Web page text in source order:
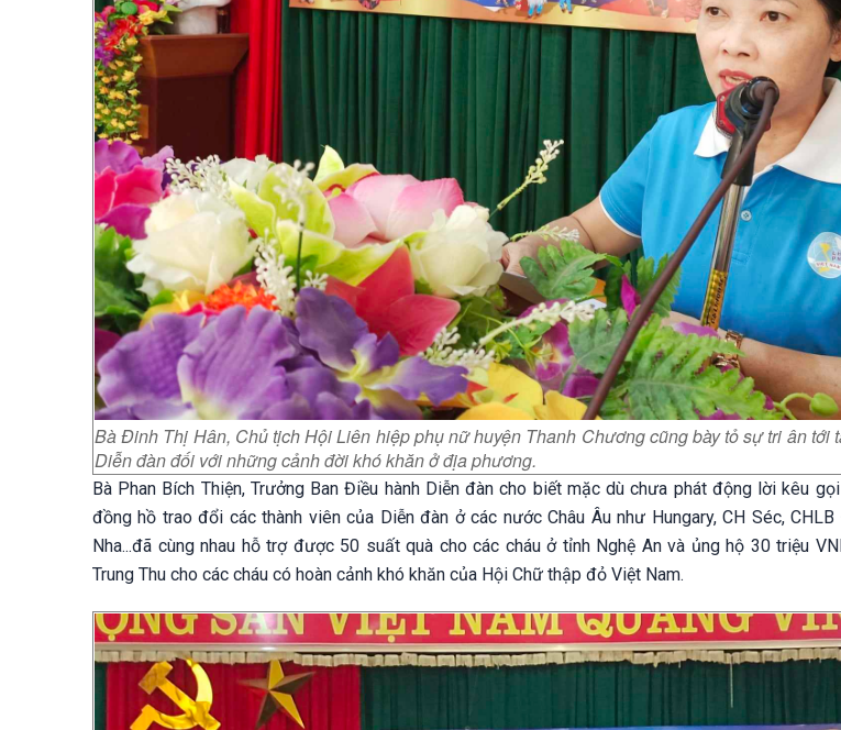
Bà Đinh Thị Hân, Chủ tịch Hội Liên hiệp phụ nữ huyện Thanh Chương cũng bày tỏ sự tri ân tới
Diễn đàn đối với những cảnh đời khó khăn ở địa phương.
Bà Phan Bích Thiện, Trưởng Ban Điều hành Diễn đàn cho biết mặc dù chưa phát động lời kêu
đồng hồ trao đổi các thành viên của Diễn đàn ở các nước Châu Âu như Hungary, CH Séc,
Nha...đã cùng nhau hỗ trợ được 50 suất quà cho các cháu ở tỉnh Nghệ An và ủng hộ 30 triệu
Trung Thu cho các cháu có hoàn cảnh khó khăn của Hội Chữ thập đỏ Việt Nam.